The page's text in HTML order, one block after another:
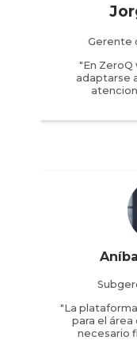
Gerente
"En ZeroQ
adaptarse
"La
para el área
necesario